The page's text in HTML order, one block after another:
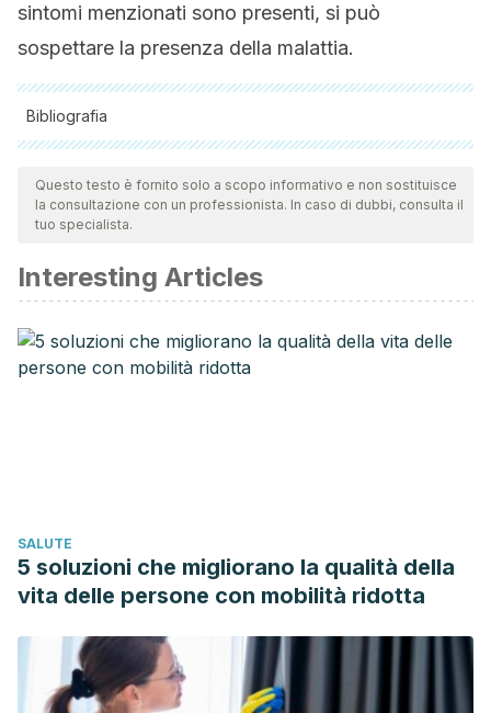
sintomi menzionati sono presenti, si può
sospettare la presenza della malattia.
Bibliografia
Tutte le fonti citate sono state esaminate a fondo dal nostro
team per garantirne la qualità, l'affidabilità, l'attualità e la
validità. La bibliografia di questo articolo è stata considerata
Rodríguez Herrera, Raymundo. “Abordaje diagnóstico y
terapéutico de la enfermedad de Kawasaki.” (2019).
Rashid AM, Kamal SM, Ashrafuzzaman M & Mustafa KG.
Kawasaki disease and its treatment – an update. Curr
Kawasaki.” Revista Médica-Científica CAMbios HECAM 17.1
Questo testo è fornito solo a scopo informativo e non sostituisce
la consultazione con un professionista. In caso di dubbi, consulta il
tuo specialista.
Interesting Articles
SALUTE
5 soluzioni che migliorano la qualità della
vita delle persone con mobilità ridotta